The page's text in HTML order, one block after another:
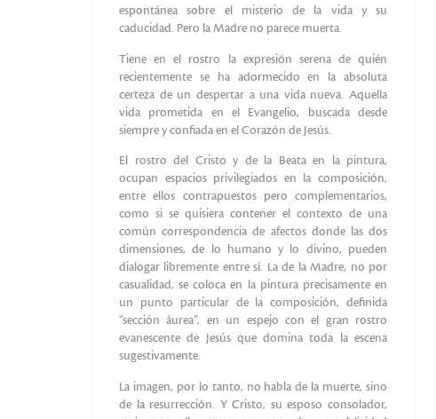
espontánea sobre el misterio de la vida y su
caducidad. Pero la Madre no parece muerta.
Tiene en el rostro la expresión serena de quién
recientemente se ha adormecido en la absoluta
certeza de un despertar a una vida nueva. Aquella
vida prometida en el Evangelio, buscada desde
siempre y confiada en el Corazón de Jesús.
El rostro del Cristo y de la Beata en la pintura,
ocupan espacios privilegiados en la composición,
entre ellos contrapuestos pero complementarios,
como si se quisiera contener el contexto de una
común correspondencia de afectos donde las dos
dimensiones, de lo humano y lo divino, pueden
dialogar libremente entre sí. La de la Madre, no por
casualidad, se coloca en la pintura precisamente en
un punto particular de la composición, definida
“sección áurea”, en un espejo con el gran rostro
evanescente de Jesús que domina toda la escena
sugestivamente.
La imagen, por lo tanto, no habla de la muerte, sino
de la resurrección. Y Cristo, su esposo consolador,